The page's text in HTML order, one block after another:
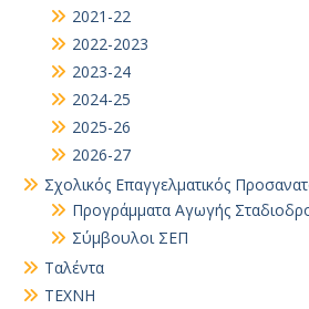
2021-22
2022-2023
2023-24
2024-25
2025-26
2026-27
Σχολικός Επαγγελματικός
Προγράμματα Αγωγής
Σύμβουλοι ΣΕΠ
Ταλέντα
ΤΕΧΝΗ